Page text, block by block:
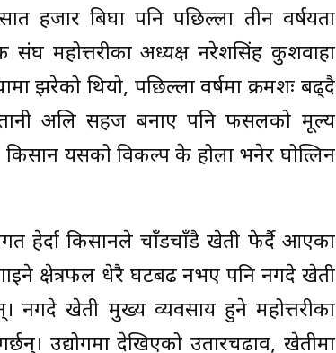
हजार बिघा पनि पछिल्ला तीन वर्षयता
महोत्तरीका अध्यक्ष नरेशसिंह कुशवाहा
झरेको थियो, पछिल्ला वर्षमा क्रमशः बढ्दै
अलि सहज बनाए पनि फसलको मूल्य
किसान यसको विकल्प के होला भनेर घोत्लिन
हेर्दा किसानले चाँडचाँडै खेती फेर्दै आएका
क्षेत्रफल धेरै घटबढ नभए पनि नगदे खेती
नगदे खेती मुख्य व्यवसाय हुने महोत्तरीका
उद्योगमा देखिएको उतारचढाव, खेतीमा